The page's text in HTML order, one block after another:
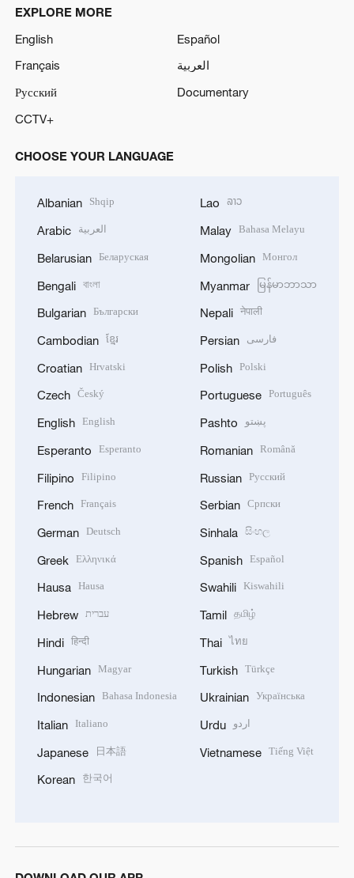
EXPLORE MORE
English
Español
Français
العربية
Русский
Documentary
CCTV+
CHOOSE YOUR LANGUAGE
Albanian Shqip
Arabic العربية
Belarusian Беларуская
Bengali বাংলা
Bulgarian Български
Cambodian ខ្មែរ
Croatian Hrvatski
Czech Český
English English
Esperanto Esperanto
Filipino Filipino
French Français
German Deutsch
Greek Ελληνικά
Hausa Hausa
Hebrew עברית
Hindi हिन्दी
Hungarian Magyar
Indonesian Bahasa Indonesia
Italian Italiano
Japanese 日本語
Korean 한국어
Lao ລາວ
Malay Bahasa Melayu
Mongolian Монгол
Myanmar မြန်မာဘာသာ
Nepali नेपाली
Persian فارسی
Polish Polski
Portuguese Português
Pashto پښتو
Romanian Română
Russian Русский
Serbian Српски
Sinhala සිංහල
Spanish Español
Swahili Kiswahili
Tamil தமிழ்
Thai ไทย
Turkish Türkçe
Ukrainian Українська
Urdu اردو
Vietnamese Tiếng Việt